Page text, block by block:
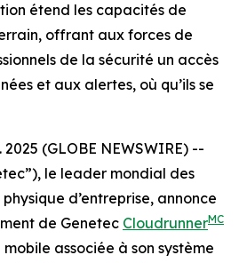
étend les capacités de
offrant aux forces de
de la sécurité un accès
et aux alertes, où qu’ils se
2025 (GLOBE NEWSWIRE) --
le leader mondial des
d’entreprise, annonce
de Genetec CloudrunnerMC
mobile associée à son système